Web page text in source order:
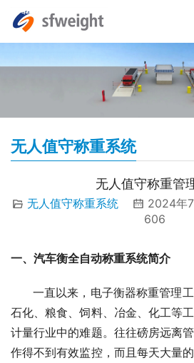
无人值守称重系统
无人值守称重管
无人值守称重系统
2024年
606
一、汽车衡全自动称重系统简介
一直以来，电子衡器称重管理工
石化、粮食、饲料、冶金、化工等
计量行业中的难题。往往磅房远离
作得不到有效监控，而且每天大量